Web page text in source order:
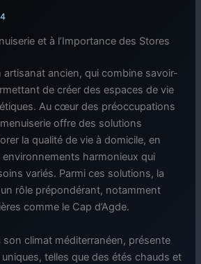
et à l’Importance des Stores
artisanat ancien, qui combine savoir-
de créer des espaces de vie
Au cœur des préoccupations
offre des solutions
la qualité de vie à domicile, en
harmonieux qui
variés. Parmi ces solutions, la
rôle prépondérant, notamment
comme le Cap d’Agde.
son climat méditerranéen, présente
telles que des étés chauds et